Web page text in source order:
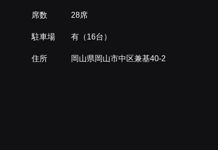
席数 28席
駐車場 有（16台）
住所 岡山県岡山市中区兼基40-2